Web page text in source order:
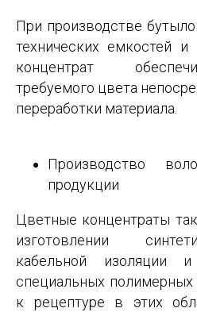
При производстве
технических емкостей
концентрат
требуемого цвета
переработки материала.
Производство
продукции
Цветные концентраты
изготовлении
кабельной изоляции
специальных полимерных
к рецептуре в этих